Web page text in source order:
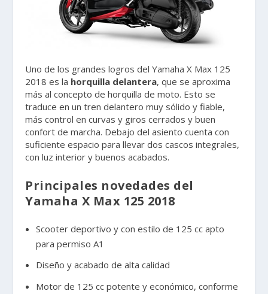
Uno de los grandes logros del Yamaha X Max 125
2018 es la horquilla delantera, que se aproxima
más al concepto de horquilla de moto. Esto se
traduce en un tren delantero muy sólido y fiable,
más control en curvas y giros cerrados y buen
confort de marcha. Debajo del asiento cuenta con
suficiente espacio para llevar dos cascos integrales,
con luz interior y buenos acabados.
Principales novedades del
Yamaha X Max 125 2018
Scooter deportivo y con estilo de 125 cc apto
para permiso A1
Diseño y acabado de alta calidad
Motor de 125 cc potente y económico, conforme